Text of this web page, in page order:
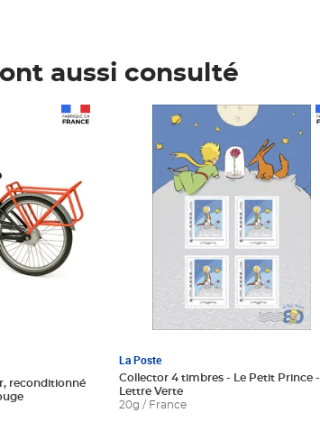
aussi consulté
reconditionné
La Poste
Collector 4 timbres - Le Petit Prince -
Lettre Verte
20g / France
Prix 6,25€ HT